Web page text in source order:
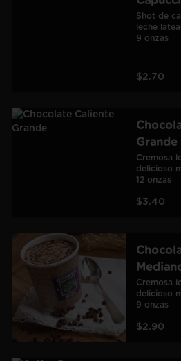
Shot de
leche
9 onzas
$2.70
Grande
Cremosa
delicioso
12 onzas
$3.40
Cremosa
delicioso
9 onzas
$2.90